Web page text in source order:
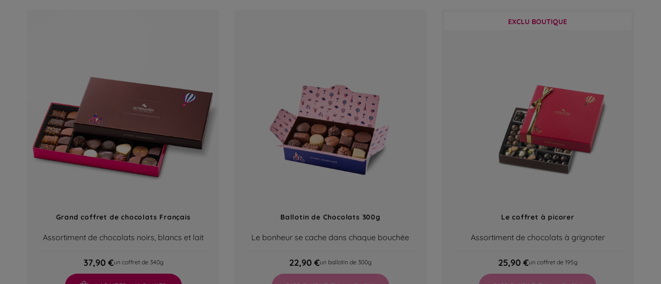
Grand coffret de chocolats Français
Assortiment de chocolats noirs, blancs et lait
37,90 €un coffret de 340g
Ballotin de Chocolats 300g
Le bonheur se cache dans chaque bouchée
22,90 €un ballotin de 300g
EXCLU BOUTIQUE
Le coffret à picorer
Assortiment de chocolats à grignoter
25,90 €un coffret de 195g